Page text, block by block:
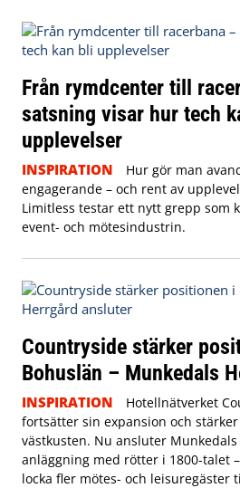
Från rymdcenter till
satsning visar hur tech
upplevelser
INSPIRATION
Hur gör man
engagerande – och rent av
Limitless testar ett nytt grepp som
event- och mötesindustrin.
Countryside stärker
Bohuslän – Munkedals
INSPIRATION
Hotellnätverket
fortsätter sin expansion och
västkusten. Nu ansluter
anläggning med rötter i 1800-talet
locka fler mötes- och leisuregäster